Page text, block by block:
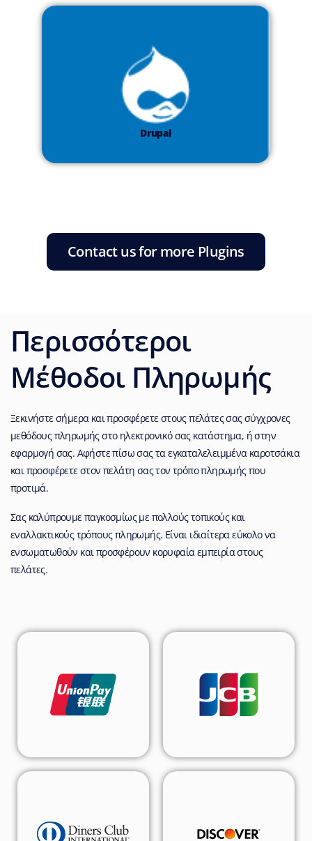
Drupal
Contact us for more Plugins
Περισσότεροι
Μέθοδοι Πληρωμής
Ξεκινήστε σήμερα και προσφέρετε στους πελάτες σας σύγχρονες
μεθόδους πληρωμής στο ηλεκτρονικό σας κατάστημα, ή στην
εφαρμογή σας. Αφήστε πίσω σας τα εγκαταλελειμμένα καροτσάκια
και προσφέρετε στον πελάτη σας τον τρόπο πληρωμής που
προτιμά.
Σας καλύπρουμε παγκοσμίως με πολλούς τοπικούς και
εναλλακτικούς τρόπους πληρωμής. Είναι ιδιαίτερα εύκολο να
ενσωματωθούν και προσφέρουν κορυφαία εμπειρία στους
πελάτες.